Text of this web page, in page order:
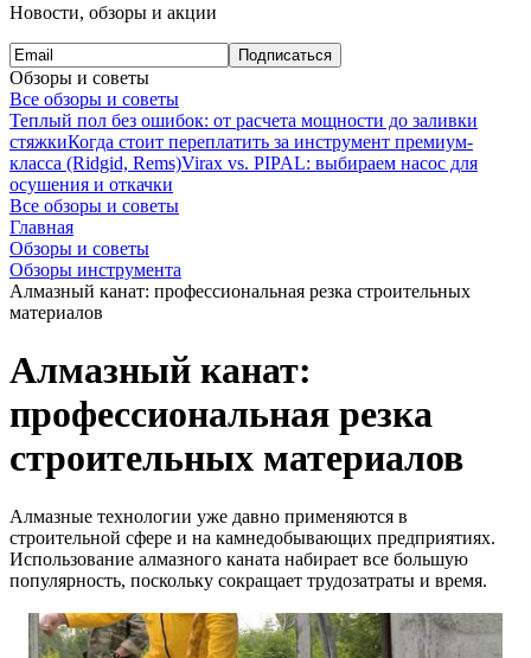
Новости, обзоры и акции
Подписаться
Обзоры и советы
Все обзоры и советы
Теплый пол без ошибок: от расчета мощности до заливки
стяжкиКогда стоит переплатить за инструмент премиум-
класса (Ridgid, Rems)Virax vs. PIPAL: выбираем насос для
осушения и откачки
Все обзоры и советы
Главная
Обзоры и советы
Обзоры инструмента
Алмазный канат: профессиональная резка строительных
материалов
Алмазный канат:
профессиональная резка
строительных материалов
Алмазные технологии уже давно применяются в
строительной сфере и на камнедобывающих предприятиях.
Использование алмазного каната набирает все большую
популярность, поскольку сокращает трудозатраты и время.